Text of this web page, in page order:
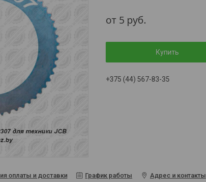
от 5 руб.
Купить
+375 (44) 567-83-35
оплаты и доставки График работы Адрес и контакты